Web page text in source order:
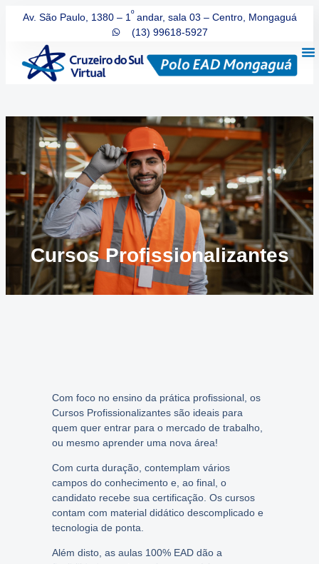
Av. São Paulo, 1380 – 1 ºandar, sala 03 – Centro, Mongaguá
(13) 99618-5927
Cursos Profissionalizantes
Com foco no ensino da prática profissional, os
Cursos Profissionalizantes são ideais para
quem quer entrar para o mercado de trabalho,
ou mesmo aprender uma nova área!
Com curta duração, contemplam vários
campos do conhecimento e, ao final, o
candidato recebe sua certificação. Os cursos
contam com material didático descomplicado e
tecnologia de ponta.
Além disto, as aulas 100% EAD dão a